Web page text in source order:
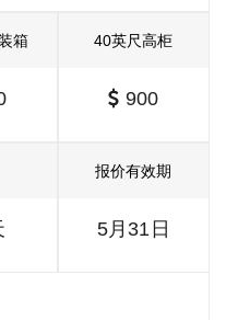
箱 40英尺高柜
900
报价有效期
5月31日